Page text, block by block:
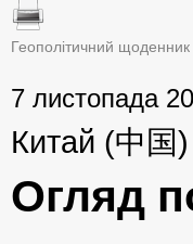
Геополітичний щоденник
7 листопада
Китай (中国)
Огляд